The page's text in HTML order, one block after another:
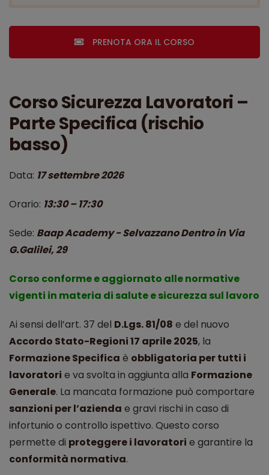
Corso Sicurezza Lavoratori –
Parte Specifica (rischio
basso)
Data: 17 settembre 2026
Orario: 13:30 – 17:30
Sede: Baap Academy - Selvazzano Dentro in Via
G.Galilei, 29
Corso conforme e aggiornato alle normative
vigenti in materia di salute e sicurezza sul lavoro
Ai sensi dell’art. 37 del D.Lgs. 81/08 e del nuovo
Accordo Stato-Regioni 17 aprile 2025, la
Formazione Specifica è obbligatoria per tutti i
lavoratori e va svolta in aggiunta alla Formazione
Generale. La mancata formazione può comportare
sanzioni per l’azienda e gravi rischi in caso di
infortunio o controllo ispettivo. Questo corso
permette di proteggere i lavoratori e garantire la
conformità normativa.
PRENOTA ORA IL CORSO